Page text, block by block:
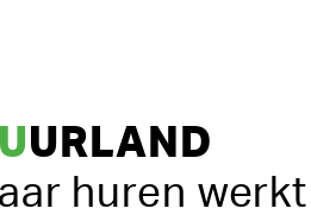
URLAND
huren